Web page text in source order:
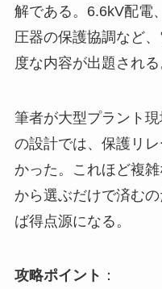
解である。6.6kV配電
圧器の保護協調など
度な内容が出題される
筆者が大型プラント
の設計では、保護リ
かった。これほど複
から選ぶだけで済む
ば得点源になる。
攻略ポイント ：